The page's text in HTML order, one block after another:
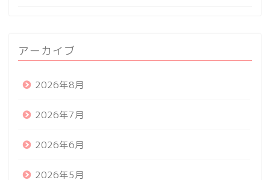
アーカイブ
2026年8月
2026年7月
2026年6月
2026年5月